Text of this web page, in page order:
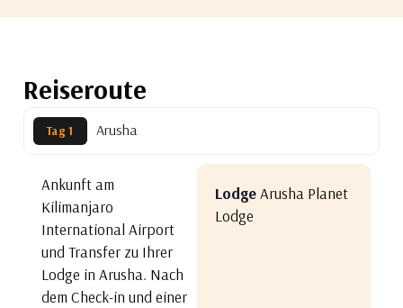
Reiseroute
Tag 1 Arusha
Ankunft am
Kilimanjaro
International Airport
und Transfer zu Ihrer
Lodge in Arusha. Nach
dem Check-in und einer
LodgeArusha Planet
Lodge